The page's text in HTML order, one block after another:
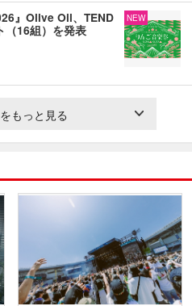
』Olive Oil、TEND
（16組）を発表
NEW
もっと見る